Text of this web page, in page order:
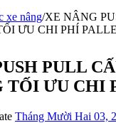
xe nâng/XE NÂNG
ƯU CHI PHÍ
PULL
TỐI ƯU CHI
Tháng Mười Hai 03,